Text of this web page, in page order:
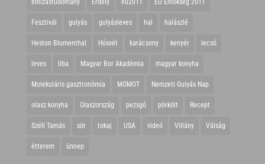
Fesztivál gulyás gulyásleves hal halászlé
Heston Blumenthal Húsvét karácsony kenyér lecsó
leves liba Magyar Bor Akadémia magyar konyha
Molekuláris gasztronómia MOMOT Nemzeti Gulyás Nap
olasz konyha Olaszország pezsgő pörkölt Recept
Széll Tamás sör tokaj USA videó Villány Válság
étterem ünnep